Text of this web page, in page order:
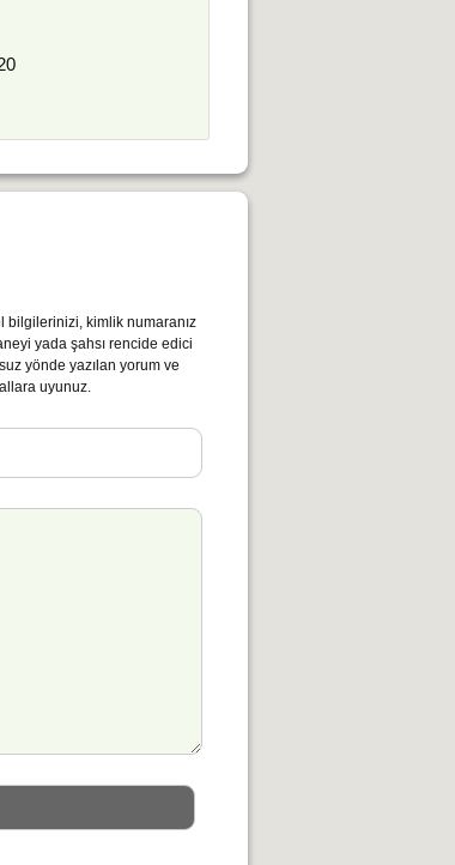
bilgilerinizi, kimlik numaranız
yada şahsı rencide edici
yönde yazılan yorum ve
uyunuz.